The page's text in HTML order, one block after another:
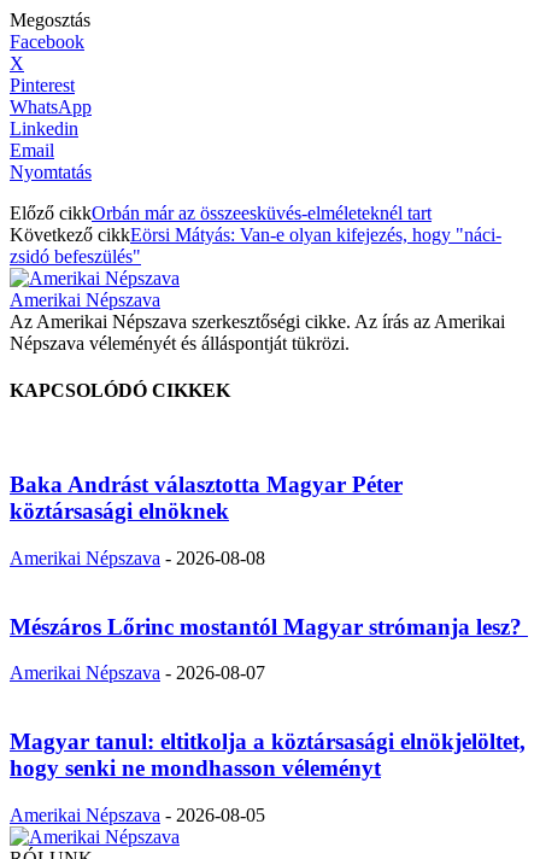
Megosztás
Facebook
X
Pinterest
WhatsApp
Linkedin
Email
Nyomtatás
Előző cikkOrbán már az összeesküvés-elméleteknél tart
Következő cikkEörsi Mátyás: Van-e olyan kifejezés, hogy "náci-
zsidó befeszülés"
Amerikai Népszava
Az Amerikai Népszava szerkesztőségi cikke. Az írás az Amerikai
Népszava véleményét és álláspontját tükrözi.
KAPCSOLÓDÓ CIKKEK
Baka Andrást választotta Magyar Péter
köztársasági elnöknek
Amerikai Népszava - 2026-08-08
Mészáros Lőrinc mostantól Magyar strómanja lesz?
Amerikai Népszava - 2026-08-07
Magyar tanul: eltitkolja a köztársasági elnökjelöltet,
hogy senki ne mondhasson véleményt
Amerikai Népszava - 2026-08-05